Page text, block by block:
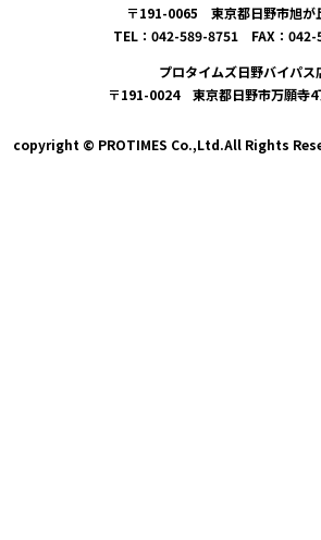
〒191-0065 東京都日野市旭が
TEL：042-589-8751 FAX：042-
プロタイムズ日野バイパス
〒191-0024 東京都日野市万願寺
copyright © PROTIMES Co.,Ltd.All Rights